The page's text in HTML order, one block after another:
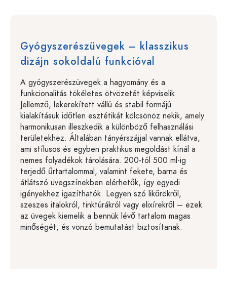
Gyógyszerészüvegek – klasszikus
dizájn sokoldalú funkcióval
A gyógyszerészüvegek a hagyomány és a
funkcionalitás tökéletes ötvözetét képviselik.
Jellemző, lekerekített vállú és stabil formájú
kialakításuk időtlen esztétikát kölcsönöz nekik, amely
harmonikusan illeszkedik a különböző felhasználási
területekhez. Általában tányérszájjal vannak ellátva,
ami stílusos és egyben praktikus megoldást kínál a
nemes folyadékok tárolására. 200-tól 500 ml-ig
terjedő űrtartalommal, valamint fekete, barna és
átlátszó üvegszínekben elérhetők, így egyedi
igényekhez igazíthatók. Legyen szó likőrökről,
szeszes italokról, tinktúrákról vagy elixírekről – ezek
az üvegek kiemelik a bennük lévő tartalom magas
minőségét, és vonzó bemutatást biztosítanak.